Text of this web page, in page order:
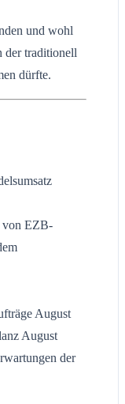
und wohl
der traditionell
dürfte.
von EZB-
August
August
der